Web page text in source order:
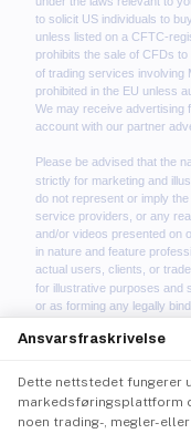
We use cookies to
By continuing to use
Ansvarsfraskrivelse
Dette nettstedet fungerer
markedsføringsplattform
noen trading-, megler-